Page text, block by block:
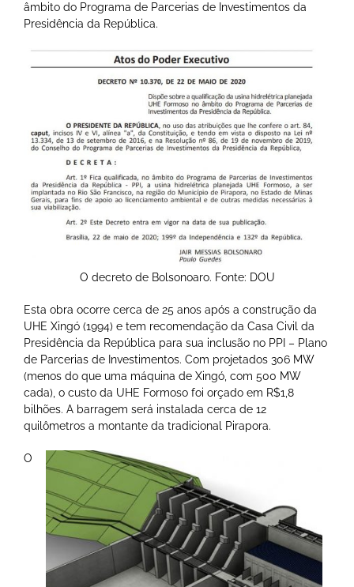
âmbito do Programa de Parcerias de Investimentos da
Presidência da República.
O decreto de Bolsonoaro. Fonte: DOU
Esta obra ocorre cerca de 25 anos após a construção da
UHE Xingó (1994) e tem recomendação da Casa Civil da
Presidência da República para sua inclusão no PPI – Plano
de Parcerias de Investimentos. Com projetados 306 MW
(menos do que uma máquina de Xingó, com 500 MW
cada), o custo da UHE Formoso foi orçado em R$1,8
bilhões. A barragem será instalada cerca de 12
quilômetros a montante da tradicional Pirapora.
O